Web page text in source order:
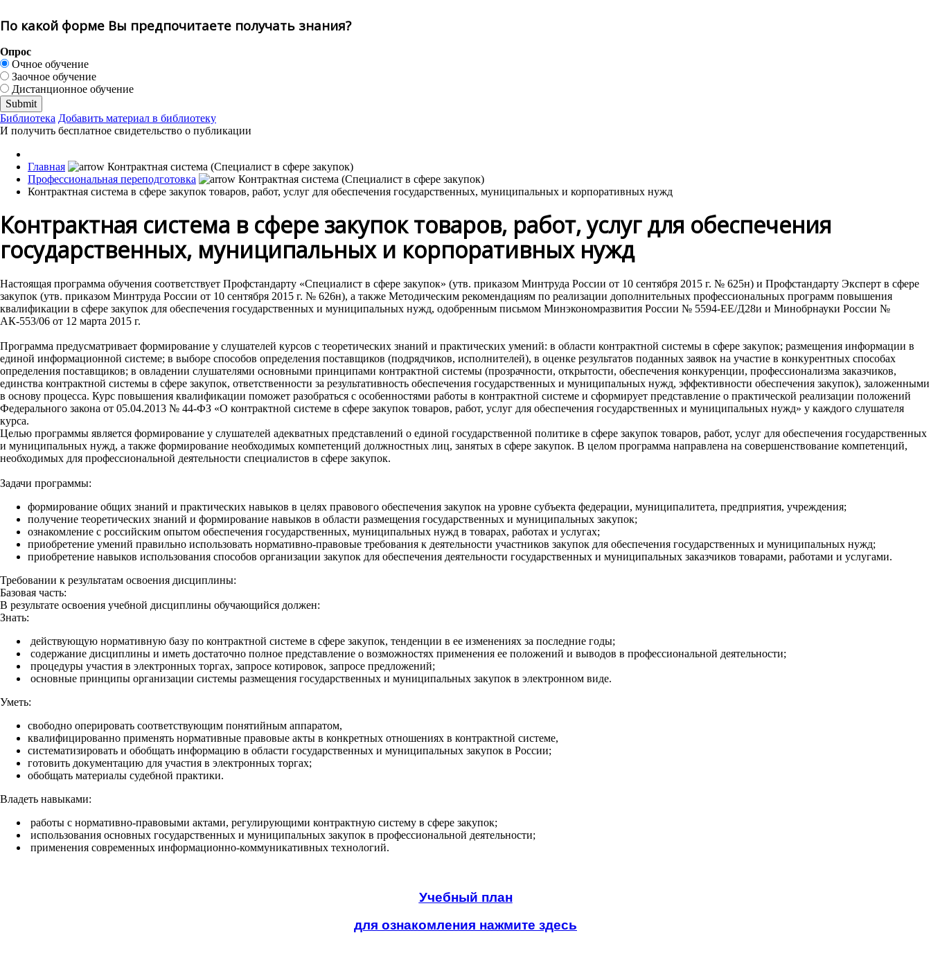
По какой форме Вы предпочитаете получать знания?
Опрос
Очное обучение
Заочное обучение
Дистанционное обучение
Библиотека Добавить материал в библиотеку
И получить бесплатное свидетельство о публикации
Главная
Профессиональная переподготовка
Контрактная система в сфере закупок товаров, работ, услуг для обеспечения государственных, муниципальных и корпоративных нужд
Контрактная система в сфере закупок товаров, работ, услуг для обеспечения
государственных, муниципальных и корпоративных нужд
Настоящая программа обучения соответствует Профстандарту «Специалист в сфере закупок» (утв. приказом Минтруда России от 10 сентября 2015 г. № 625н) и Профстандарту Эксперт в сфере
закупок (утв. приказом Минтруда России от 10 сентября 2015 г. № 626н), а также Методическим рекомендациям по реализации дополнительных профессиональных программ повышения
квалификации в сфере закупок для обеспечения государственных и муниципальных нужд, одобренным письмом Минэкономразвития России № 5594-ЕЕ/Д28и и Минобрнауки России №
АК-553/06 от 12 марта 2015 г.
Программа предусматривает формирование у слушателей курсов с теоретических знаний и практических умений: в области контрактной системы в сфере закупок; размещения информации в
единой информационной системе; в выборе способов определения поставщиков (подрядчиков, исполнителей), в оценке результатов поданных заявок на участие в конкурентных способах
определения поставщиков; в овладении слушателями основными принципами контрактной системы (прозрачности, открытости, обеспечения конкуренции, профессионализма заказчиков,
единства контрактной системы в сфере закупок, ответственности за результативность обеспечения государственных и муниципальных нужд, эффективности обеспечения закупок), заложенными
в основу процесса. Курс повышения квалификации поможет разобраться с особенностями работы в контрактной системе и сформирует представление о практической реализации положений
Федерального закона от 05.04.2013 № 44-ФЗ «О контрактной системе в сфере закупок товаров, работ, услуг для обеспечения государственных и муниципальных нужд» у каждого слушателя
курса.
Целью программы является формирование у слушателей адекватных представлений о единой государственной политике в сфере закупок товаров, работ, услуг для обеспечения государственных
и муниципальных нужд, а также формирование необходимых компетенций должностных лиц, занятых в сфере закупок. В целом программа направлена на совершенствование компетенций,
необходимых для профессиональной деятельности специалистов в сфере закупок.
Задачи программы:
формирование общих знаний и практических навыков в целях правового обеспечения закупок на уровне субъекта федерации, муниципалитета, предприятия, учреждения;
получение теоретических знаний и формирование навыков в области размещения государственных и муниципальных закупок;
ознакомление с российским опытом обеспечения государственных, муниципальных нужд в товарах, работах и услугах;
приобретение умений правильно использовать нормативно-правовые требования к деятельности участников закупок для обеспечения государственных и муниципальных нужд;
приобретение навыков использования способов организации закупок для обеспечения деятельности государственных и муниципальных заказчиков товарами, работами и услугами.
Требовании к результатам освоения дисциплины:
Базовая часть:
В результате освоения учебной дисциплины обучающийся должен:
Знать:
действующую нормативную базу по контрактной системе в сфере закупок, тенденции в ее изменениях за последние годы;
содержание дисциплины и иметь достаточно полное представление о возможностях применения ее положений и выводов в профессиональной деятельности;
процедуры участия в электронных торгах, запросе котировок, запросе предложений;
основные принципы организации системы размещения государственных и муниципальных закупок в электронном виде.
Уметь:
свободно оперировать соответствующим понятийным аппаратом,
квалифицированно применять нормативные правовые акты в конкретных отношениях в контрактной системе,
систематизировать и обобщать информацию в области государственных и муниципальных закупок в России;
готовить документацию для участия в электронных торгах;
обобщать материалы судебной практики.
Владеть навыками:
работы с нормативно-правовыми актами, регулирующими контрактную систему в сфере закупок;
использования основных государственных и муниципальных закупок в профессиональной деятельности;
применения современных информационно-коммуникативных технологий.
Учебный план
для ознакомления нажмите здесь